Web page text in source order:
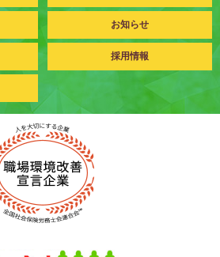
お知らせ
採用情報